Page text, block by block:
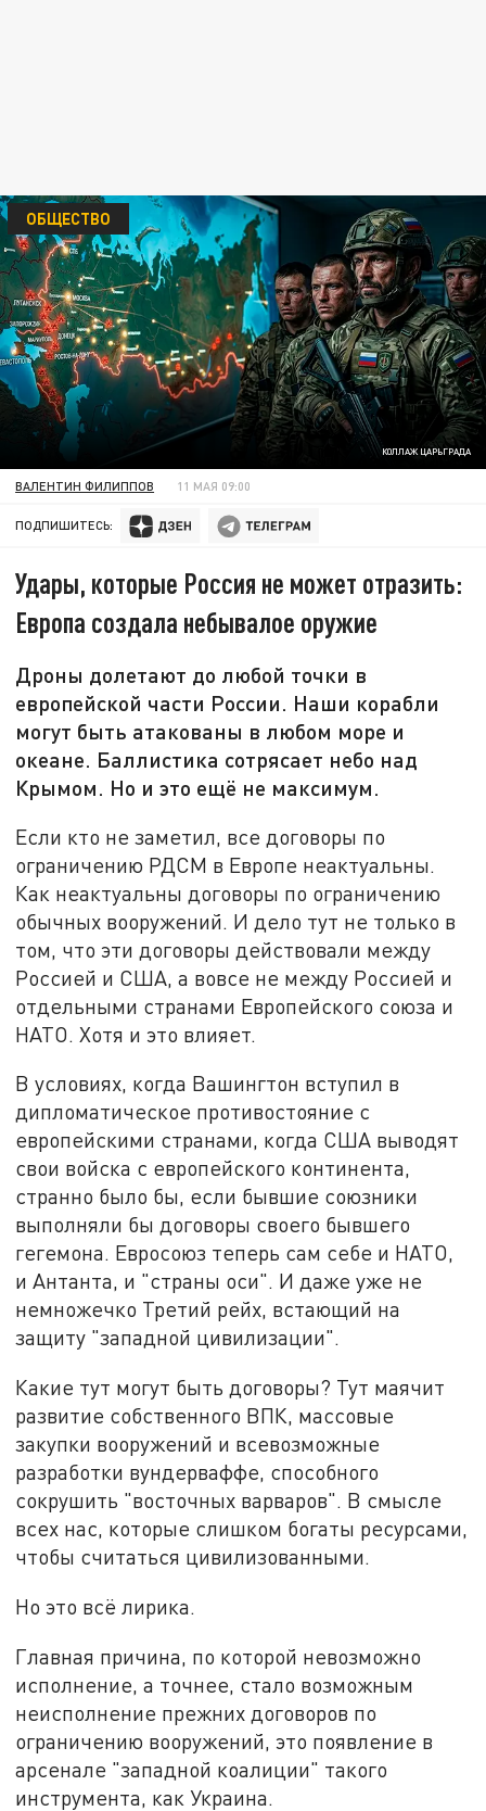
КОЛЛАЖ ЦАРЬГРАДА
ОБЩЕСТВО
ВАЛЕНТИН ФИЛИППОВ 11 МАЯ 09:00
ПОДПИШИТЕСЬ:
Удары, которые Россия не может отразить:
Европа создала небывалое оружие
Дроны долетают до любой точки в
европейской части России. Наши корабли
могут быть атакованы в любом море и
океане. Баллистика сотрясает небо над
Крымом. Но и это ещё не максимум.
Если кто не заметил, все договоры по
ограничению РДСМ в Европе неактуальны.
Как неактуальны договоры по ограничению
обычных вооружений. И дело тут не только в
том, что эти договоры действовали между
Россией и США, а вовсе не между Россией и
отдельными странами Европейского союза и
НАТО. Хотя и это влияет.
В условиях, когда Вашингтон вступил в
дипломатическое противостояние с
европейскими странами, когда США выводят
свои войска с европейского континента,
странно было бы, если бывшие союзники
выполняли бы договоры своего бывшего
гегемона. Евросоюз теперь сам себе и НАТО,
и Антанта, и "страны оси". И даже уже не
немножечко Третий рейх, встающий на
защиту "западной цивилизации".
Какие тут могут быть договоры? Тут маячит
развитие собственного ВПК, массовые
закупки вооружений и всевозможные
разработки вундерваффе, способного
сокрушить "восточных варваров". В смысле
всех нас, которые слишком богаты ресурсами,
чтобы считаться цивилизованными.
Но это всё лирика.
Главная причина, по которой невозможно
исполнение, а точнее, стало возможным
неисполнение прежних договоров по
ограничению вооружений, это появление в
арсенале "западной коалиции" такого
инструмента, как Украина.